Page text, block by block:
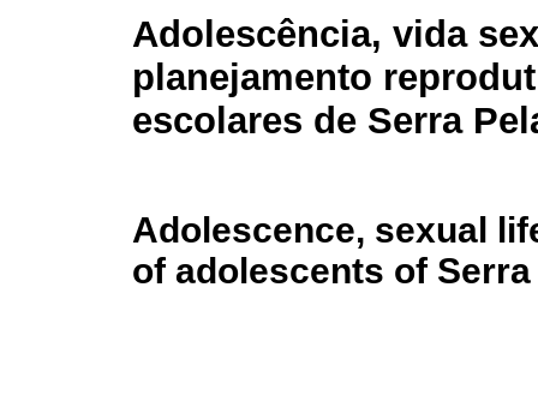
Adolescência, vida
planejamento
escolares de Serra
Adolescence, sexual
of adolescents of Serra